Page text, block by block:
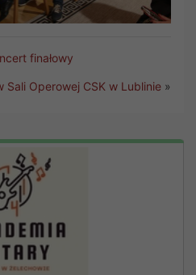
finałowy
Operowej CSK w Lublinie »